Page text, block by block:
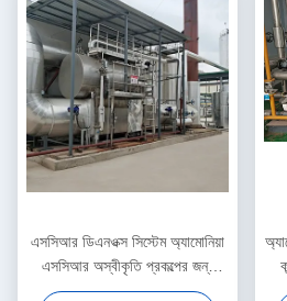
এসসিআর ডিএনওক্স সিস্টেম অ্যামোনিয়া
এসসিআর অস্বীকৃতি প্রকল্পের জন্য
স্প্রেিং এবং মিক্সিং ডিভাইস